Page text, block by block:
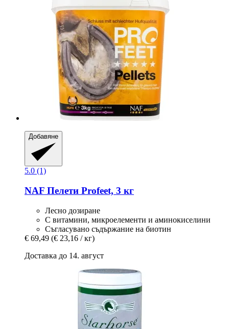
Добавяне
5.0 (1)
NAF Пелети Profeet, 3 кг
Лесно дозиране
С витамини, микроелементи и аминокиселини
Съгласувано съдържание на биотин
€ 69,49 (€ 23,16 / кг)
Доставка до 14. август